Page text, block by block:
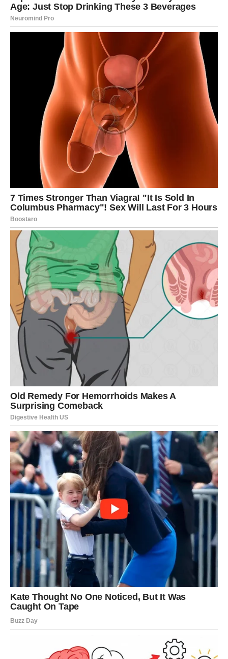
BLIZANCI – KARMA
RAZOTKRIVA ISTINU KOJA
OSLOBAĐA
Za Blizance je ovo periodkarmičke istine
. Nešto što je
bilo nejasno sada se mora imenovati. Razgovori koji se
dešavaju nisu slučajni – oni menjaju tok odnosa.
Ako ste bežali od odluke – karma vas zaustavlja. Ako ste
govorili istinu – karma vas štiti.
Karmička lekcija:
Reč ima moć – koristi je svesno.
Nagrada: Mentalni mir i jasnoća.
RAK – KARMA LEČI SRCE I
VRAĆA SIGURNOST
Rakovi su u faziemocionalne karmičke nagrade. Sve
suze, brige i tiha odricanja sada dolaze na naplatu – ali u
vašu korist. Ljudi koji su vas iscrpljivali gube moć, a
ostaju oni koji vas štite.
Mnogi Rakovi do kraja prve polovine februara osećaju
olakšanje koje ne mogu da objasne – ali ga osećaju
duboko.
Karmička lekcija:
Ne moraš više da spašavaš sve.
Nagrada:Osećaj da si zaštićen.
LAV – KARMA SKIDA MASKU I
TRAŽI ISKRENOST
Lavovi ulaze u karmički test ponosa i istine. Ako ste
gradili odnose na slici, a ne na emociji – to se sada ruši.
Ako ste bili iskreni – dobijate potvrdu.
Karma vam ne oduzima ljubav – ona vam oduzima iluziju.
Karmička lekcija:Prava snaga je u ranjivosti.
Nagrada:Odnos u kojem ste voljeni zbog onoga što
jeste.
DEVICA – KARMA OSLOBAĐA